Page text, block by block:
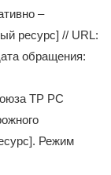
–
ресурс] // URL:
обращения:
ТР РС
Режим